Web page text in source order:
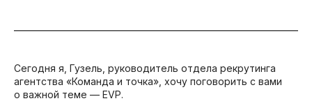
Сегодня я, Гузель, руководитель отдела рекрутинга
агентства «Команда и точка», хочу поговорить с вами
о важной теме — EVP.